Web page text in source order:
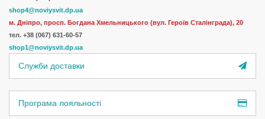
shop4@noviysvit.dp.ua
м. Дніпро, просп. Богдана Хмельницького (вул. Героїв Сталінграда), 20
тел. +38 (067) 631-60-57
shop1@noviysvit.dp.ua
Служби доставки
Програма лояльності